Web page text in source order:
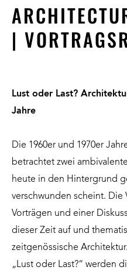
|
Lust oder Last?
Jahre
Die 1960er und 1970er
betrachtet zwei
heute in den Hintergrund
verschwunden scheint.
Vorträgen und einer
dieser Zeit auf und
zeitgenössische
„Lust oder Last?“ werden